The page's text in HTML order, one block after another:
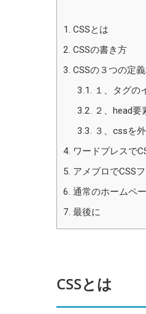
1. CSSとは
2. CSSの書き方
3. CSSの３つの定
3.1. １、タグの
3.2. ２、head要
3.3. ３、cssを
4. ワードプレスで
5. アメブロでCSS
6. 通常のホームペ
7. 最後に
CSSとは